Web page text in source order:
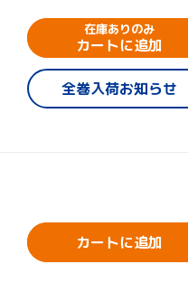
在庫ありのみ
カートに追加
全巻入荷お知らせ
カートに追加